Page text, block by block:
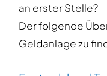
an erster Stelle?
Der folgende
Geldanlage zu